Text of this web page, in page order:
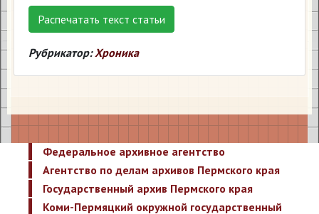
Распечатать текст статьи
Рубрикатор: Хроника
Федеральное архивное агентство
Агентство по делам архивов Пермского края
Государственный архив Пермского края
Коми-Пермяцкий окружной государственный